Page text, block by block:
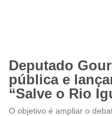
Deputado
pública e
“Salve o Rio
O objetivo é ampliar o